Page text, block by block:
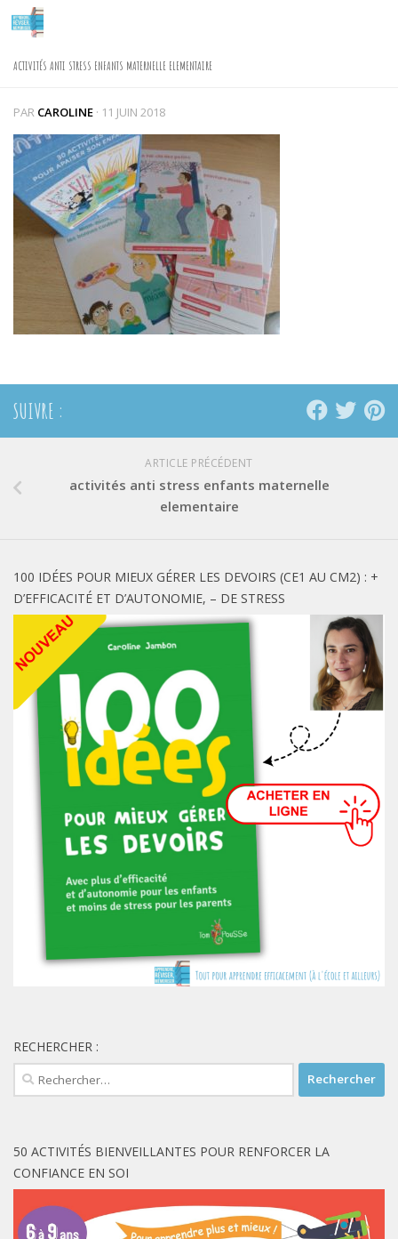
Skip to content
ACTIVITÉS ANTI STRESS ENFANTS MATERNELLE ELEMENTAIRE
PAR CAROLINE · 11 JUIN 2018
SUIVRE :
ARTICLE PRÉCÉDENT
activités anti stress enfants maternelle
elementaire
100 IDÉES POUR MIEUX GÉRER LES DEVOIRS (CE1 AU CM2) : +
D’EFFICACITÉ ET D’AUTONOMIE, – DE STRESS
RECHERCHER :
Rechercher :
50 ACTIVITÉS BIENVEILLANTES POUR RENFORCER LA
CONFIANCE EN SOI